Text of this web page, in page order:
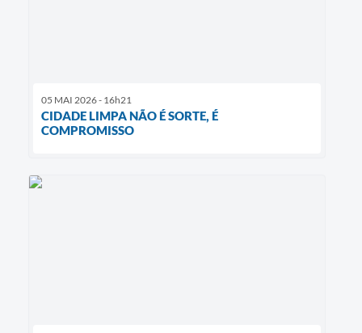
05 MAI 2026 - 16h21
CIDADE LIMPA NÃO É SORTE, É
COMPROMISSO